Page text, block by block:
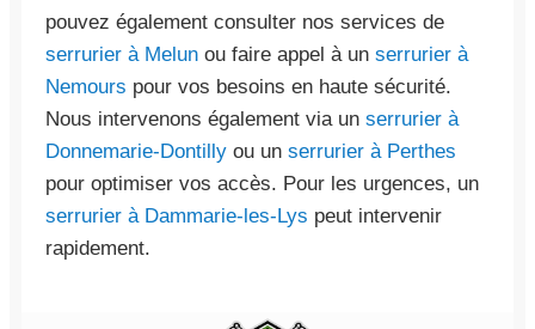
pouvez également consulter nos services de
serrurier à Melun ou faire appel à un serrurier à
Nemours pour vos besoins en haute sécurité.
Nous intervenons également via un serrurier à
Donnemarie-Dontilly ou un serrurier à Perthes
pour optimiser vos accès. Pour les urgences, un
serrurier à Dammarie-les-Lys peut intervenir
rapidement.